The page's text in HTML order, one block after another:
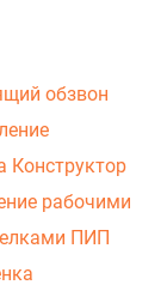
обзвон
Конструктор
рабочими
ПИП